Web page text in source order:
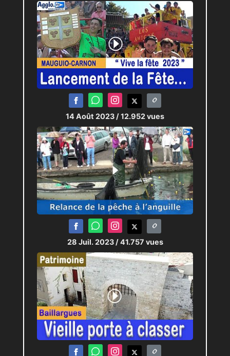
14 Août 2023 / 12.952 vues
28 Juil. 2023 / 41.757 vues